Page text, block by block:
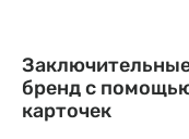
бренд с
карточек